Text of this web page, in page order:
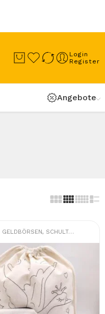
Login
Register
Angebote
GELDBÖRSEN, SCHULTASCHEN